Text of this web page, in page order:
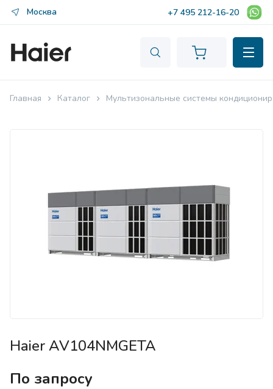
Москва +7 495 212-16-20
Главная Каталог Мультизональные системы
Haier AV104NMGETA
По запросу